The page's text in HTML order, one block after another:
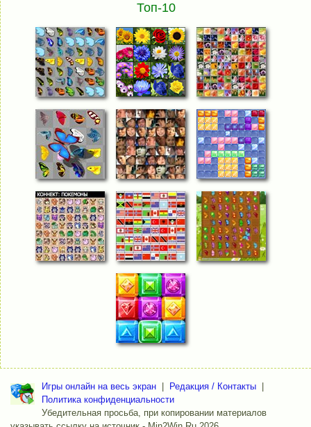
Топ-10
Игры онлайн на весь экран Редакция / Контакты
Политика конфиденциальности
Убедительная просьба, при копировании материалов